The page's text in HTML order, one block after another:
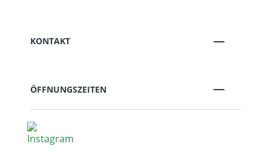
KONTAKT
ÖFFNUNGSZEITEN